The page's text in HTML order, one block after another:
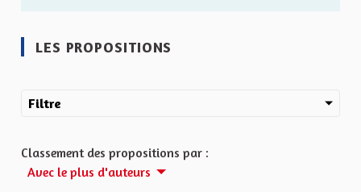
LES PROPOSITIONS
Filtre
Classement des propositions par :
Avec le plus d'auteurs